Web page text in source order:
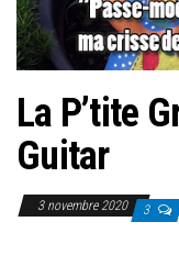
La P’tite
Guitar
3 novembre 2020 3